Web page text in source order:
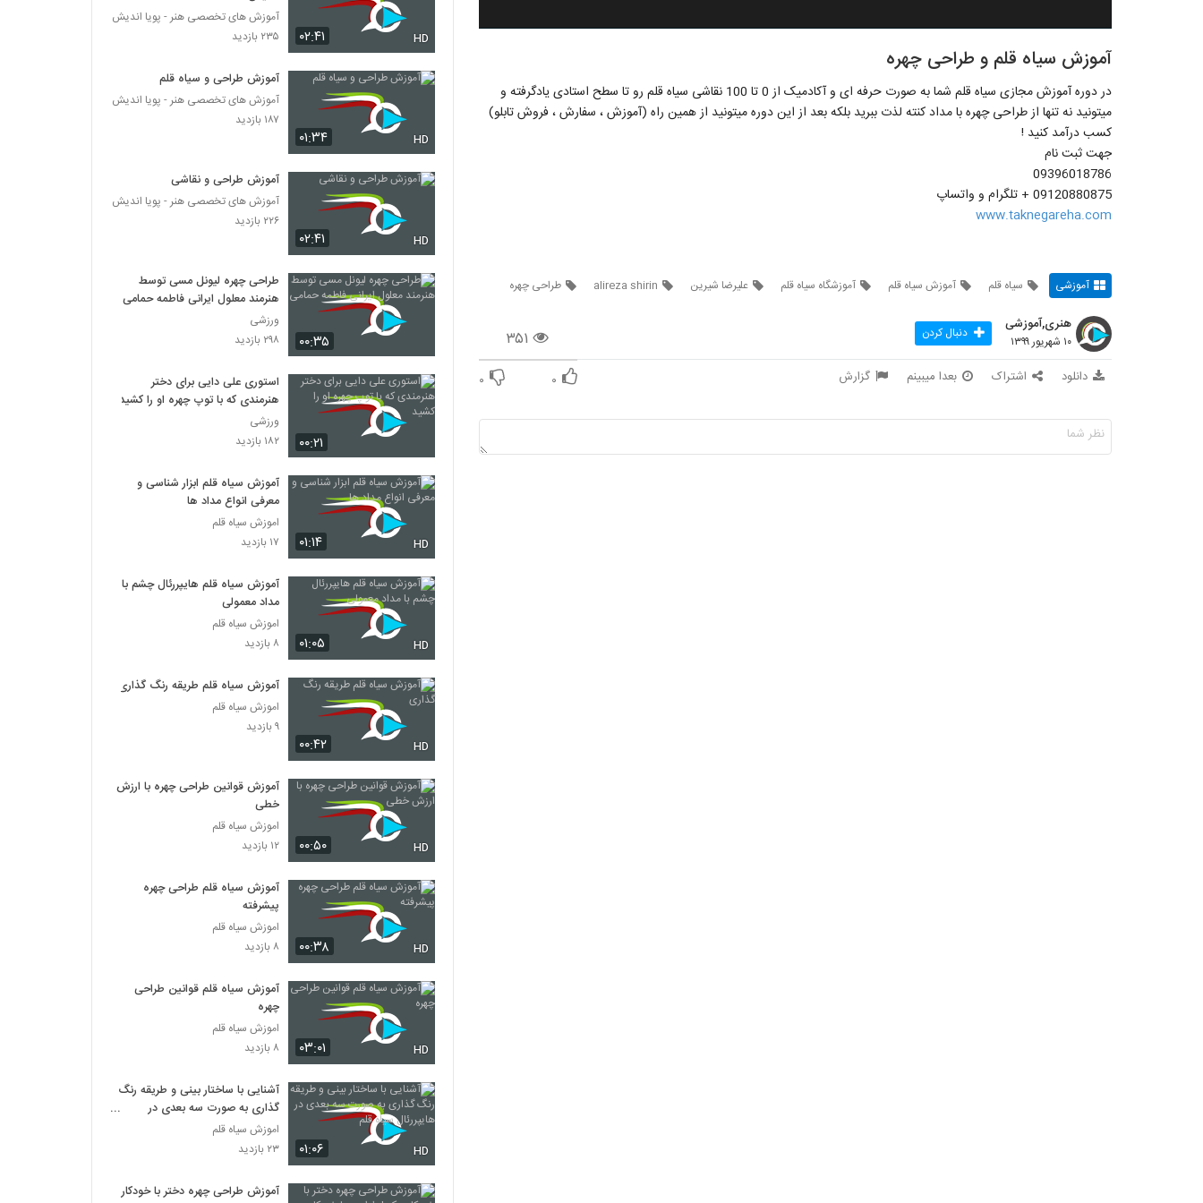
آموزش سیاه قلم و طراحی چهره
در دوره آموزش مجازی سیاه قلم شما به صورت حرفه ای و آکادمیک از 0 تا 100 نقاشی سیاه قلم رو تا سطح استادی یادگرفته و
میتونید نه تنها از طراحی چهره با مداد کنته لذت ببرید بلکه بعد از این دوره میتونید از همین راه (آموزش ، سفارش ، فروش تابلو)
کسب درآمد کنید !
جهت ثبت نام
09396018786
09120880875 + تلگرام و واتساپ
www.taknegareha.com
آموزشی سیاه قلم آموزش سیاه قلم آموزشگاه سیاه قلم علیرضا شیرین alireza shirin طراحی چهره
۳۵۱
هنری,آموزشی
۱۰ شهریور ۱۳۹۹ دنبال کردن
دانلود اشتراک بعدا میبینم گزارش ۰ ۰
۰۲:۴۱ HD
آموزش های تخصصی هنر - پویا اندیش
۲۳۵ بازدید
۰۱:۳۴ HD
آموزش طراحی و سیاه قلم
آموزش های تخصصی هنر - پویا اندیش
۱۸۷ بازدید
۰۲:۴۱ HD
آموزش طراحی و نقاشی
آموزش های تخصصی هنر - پویا اندیش
۲۲۶ بازدید
۰۰:۳۵
طراحی چهره لیونل مسی توسط
هنرمند معلول ایرانی فاطمه حمامی
ورزشی
۲۹۸ بازدید
۰۰:۲۱
استوری علی دایی برای دختر
هنرمندی که با توپ چهره او را کشید
ورزشی
۱۸۲ بازدید
۰۱:۱۴ HD
آموزش سیاه قلم ابزار شناسی و
معرفی انواع مداد ها
اموزش سیاه قلم
۱۷ بازدید
۰۱:۰۵ HD
آموزش سیاه قلم هایپررئال چشم با
مداد معمولی
اموزش سیاه قلم
۸ بازدید
۰۰:۴۲ HD
آموزش سیاه قلم طریقه رنگ گذاری
اموزش سیاه قلم
۹ بازدید
۰۰:۵۰ HD
آموزش قوانین طراحی چهره با ارزش
خطی
اموزش سیاه قلم
۱۲ بازدید
۰۰:۳۸ HD
آموزش سیاه قلم طراحی چهره
پیشرفته
اموزش سیاه قلم
۸ بازدید
۰۳:۰۱ HD
آموزش سیاه قلم قوانین طراحی
چهره
اموزش سیاه قلم
۸ بازدید
۰۱:۰۶ HD
آشنایی با ساختار بینی و طریقه رنگ
گذاری به صورت سه بعدی در
هایپررئال سیاه قلم
اموزش سیاه قلم
۲۳ بازدید
آموزش طراحی چهره دختر با خودکار